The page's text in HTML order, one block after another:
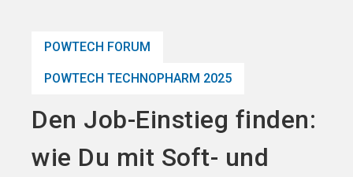
POWTECH FORUM
POWTECH TECHNOPHARM 2025
Den Job-Einstieg finden:
wie Du mit Soft- und